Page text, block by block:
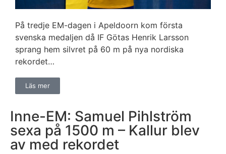
På tredje EM-dagen i Apeldoorn kom första
svenska medaljen då IF Götas Henrik Larsson
sprang hem silvret på 60 m på nya nordiska
rekordet…
Läs mer
Inne-EM: Samuel Pihlström
sexa på 1500 m – Kallur blev
av med rekordet